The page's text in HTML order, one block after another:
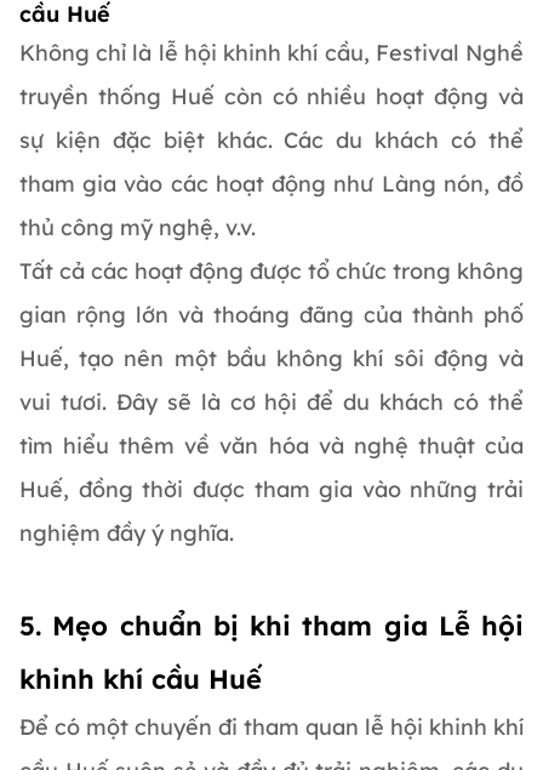
cầu Huế
Không chỉ là lễ hội khinh khí cầu, Festival Nghề
truyền thống Huế còn có nhiều hoạt động và
sự kiện đặc biệt khác. Các du khách có thể
tham gia vào các hoạt động như Làng nón, đồ
thủ công mỹ nghệ, v.v.
Tất cả các hoạt động được tổ chức trong không
gian rộng lớn và thoáng đãng của thành phố
Huế, tạo nên một bầu không khí sôi động và
vui tươi. Đây sẽ là cơ hội để du khách có thể
tìm hiểu thêm về văn hóa và nghệ thuật của
Huế, đồng thời được tham gia vào những trải
nghiệm đầy ý nghĩa.
5. Mẹo chuẩn bị khi tham gia Lễ hội
khinh khí cầu Huế
Để có một chuyến đi tham quan lễ hội khinh khí